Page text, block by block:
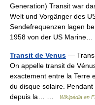
Generation) Transit war
Welt und Vorgänger des
Sendefrequenzen lagen
1958 von der US
Transit de Venus —
On appelle transit de
exactement entre la Terre
du disque solaire.
depuis la… …
Wikipédia en